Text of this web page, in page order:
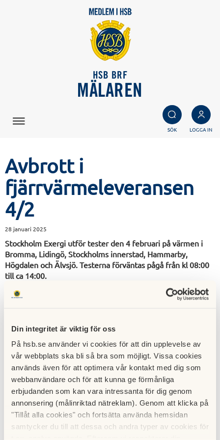
Din integritet är viktig för oss
På hsb.se använder vi cookies för att din upplevelse av
vår webbplats ska bli så bra som möjligt. Vissa cookies
används även för att optimera vår kontakt med dig som
webbanvändare och för att kunna ge förmånliga
erbjudanden som kan vara intressanta för dig genom
annonsering (målinriktad nätreklam). Genom att klicka på
"Tillåt alla cookies" och fortsätta använda hemsidan
samtycker du till att dessa och andra typer av cookies för
HSB BRF
MÄLAREN
SÖK LOGGA IN
Avbrott i
fjärrvärmeleveransen
4/2
28 januari 2025
Stockholm Exergi utför tester den 4 februari på värmen i
Bromma, Lidingö, Stockholms innerstad, Hammarby,
Högdalen och Älvsjö. Testerna förväntas pågå från kl 08:00
till ca 14:00.